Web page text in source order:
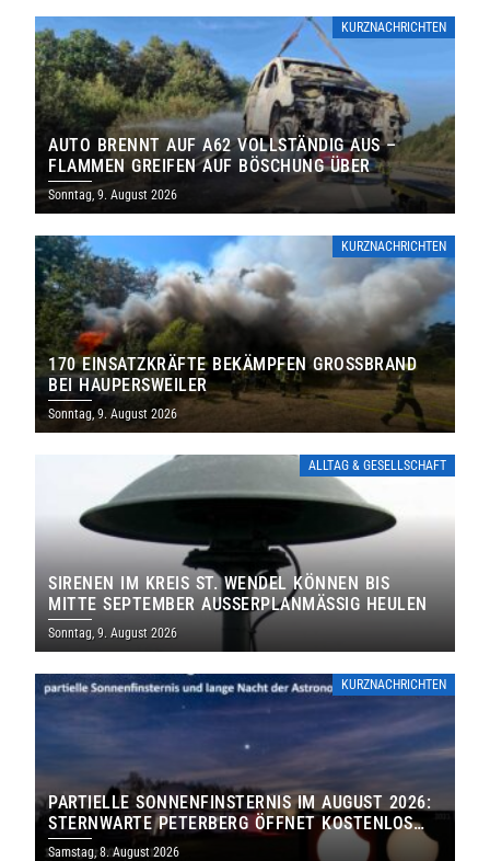
KURZNACHRICHTEN
AUTO BRENNT AUF A62 VOLLSTÄNDIG AUS –
FLAMMEN GREIFEN AUF BÖSCHUNG ÜBER
Sonntag, 9. August 2026
KURZNACHRICHTEN
170 EINSATZKRÄFTE BEKÄMPFEN GROSSBRAND B
EI HAUPERSWEILER
Sonntag, 9. August 2026
ALLTAG & GESELLSCHAFT
SIRENEN IM KREIS ST. WENDEL KÖNNEN BIS
MITTE SEPTEMBER AUSSERPLANMÄSSIG HEULEN
Sonntag, 9. August 2026
KURZNACHRICHTEN
PARTIELLE SONNENFINSTERNIS IM AUGUST 2026:
STERNWARTE PETERBERG ÖFFNET KOSTENLOS
IHRE TORE
Samstag, 8. August 2026